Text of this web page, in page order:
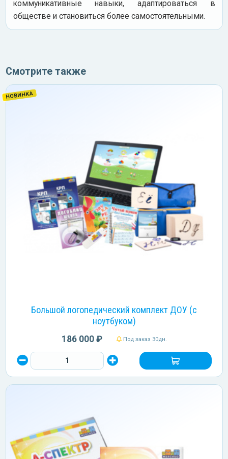
коммуникативные навыки, адаптироваться в
обществе и становиться более самостоятельными.
Смотрите также
НОВИНКА
Большой логопедический комплект ДОУ (c
ноутбуком)
186 000 ₽ Под заказ 30дн.